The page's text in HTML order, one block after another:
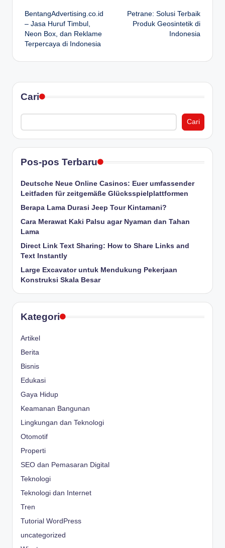
navigation
BentangAdvertising.co.id
– Jasa Huruf Timbul,
Neon Box, dan Reklame
Terpercaya di Indonesia
Petrane: Solusi Terbaik
Produk Geosintetik di
Indonesia
Cari
Cari
Pos-pos Terbaru
Deutsche Neue Online Casinos: Euer umfassender
Leitfaden für zeitgemäße Glücksspielplattformen
Berapa Lama Durasi Jeep Tour Kintamani?
Cara Merawat Kaki Palsu agar Nyaman dan Tahan
Lama
Direct Link Text Sharing: How to Share Links and
Text Instantly
Large Excavator untuk Mendukung Pekerjaan
Konstruksi Skala Besar
Kategori
Artikel
Berita
Bisnis
Edukasi
Gaya Hidup
Keamanan Bangunan
Lingkungan dan Teknologi
Otomotif
Properti
SEO dan Pemasaran Digital
Teknologi
Teknologi dan Internet
Tren
Tutorial WordPress
uncategorized